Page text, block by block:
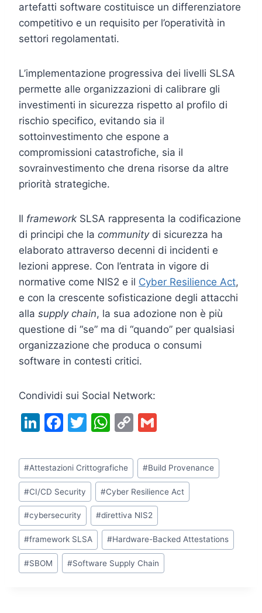
artefatti software costituisce un differenziatore
competitivo e un requisito per l’operatività in
settori regolamentati.
L’implementazione progressiva dei livelli SLSA
permette alle organizzazioni di calibrare gli
investimenti in sicurezza rispetto al profilo di
rischio specifico, evitando sia il
sottoinvestimento che espone a
compromissioni catastrofiche, sia il
sovrainvestimento che drena risorse da altre
priorità strategiche.
Il framework SLSA rappresenta la codificazione
di principi che la communitydi sicurezza ha
elaborato attraverso decenni di incidenti e
lezioni apprese. Con l’entrata in vigore di
normative come NIS2 e il Cyber Resilience Act,
e con la crescente sofisticazione degli attacchi
alla supply chain, la sua adozione non è più
questione di “se” ma di “quando” per qualsiasi
organizzazione che produca o consumi
software in contesti critici.
Condividi sui Social Network:
Li
k
e
dI
n
F
c
e
b
o
o
k
T
itt
er
W
at
s
A
p
p
C
p
y
Li
n
k
ai
l
Tag
articolo:
#Attestazioni Crittografiche #Build Provenance
#CI/CD Security #Cyber Resilience Act
#cybersecurity #direttiva NIS2
#framework SLSA #Hardware-Backed Attestations
#SBOM #Software Supply Chain